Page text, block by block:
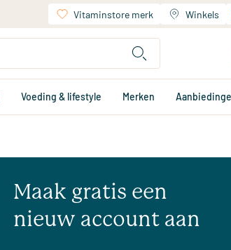
Vitaminstore merk Winkels
Voeding & lifestyle Merken
Maak gratis een
nieuw account aan